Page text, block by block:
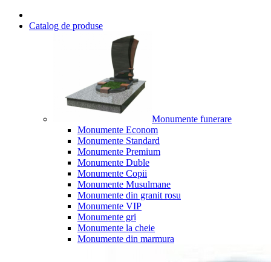
Catalog de produse
Monumente funerare
Monumente Econom
Monumente Standard
Monumente Premium
Monumente Duble
Monumente Copii
Monumente Musulmane
Monumente din granit rosu
Monumente VIP
Monumente gri
Monumente la cheie
Monumente din marmura